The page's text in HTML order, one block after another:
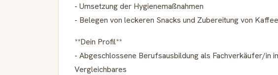
- Umsetzung der Hygienemaßnahmen
- Belegen von leckeren Snacks und Zubereitung von
**Dein Profil**
- Abgeschlossene Berufsausbildung als Fachverkäufer/in
Vergleichbares